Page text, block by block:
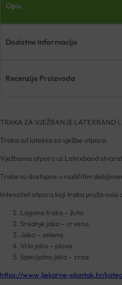
Opis
Dodatne Informacije
Recenzije Proizvoda
TRAKA ZA VJEŽBANJE LATEXBAND
Traka od lateksa za vježbe otpora.
Vježbama otpora uz Latexband
Trake su dostupne u različitim
Intenzitet otpora koji traka pruža ovisi
Lagana traka – žuta
Srednje jaka – crvena
Jaka – zelena
Vrlo jaka – plava
Specijalno jaka – crna
https://www.ljekarne-plantak.hr/